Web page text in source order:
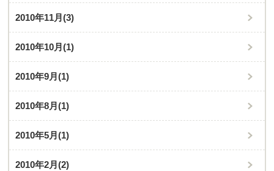
2010年11月(3)
2010年10月(1)
2010年9月(1)
2010年8月(1)
2010年5月(1)
2010年2月(2)